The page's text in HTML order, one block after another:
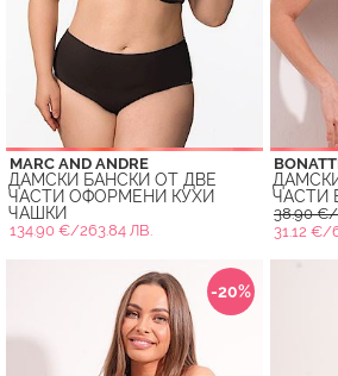
MARC AND ANDRE
ДАМСКИ БАНСКИ ОТ ДВЕ
ЧАСТИ ОФОРМЕНИ КУХИ
ЧАШКИ
134.90 €/263.84 ЛВ.
ЧАСТИ
38.90 €/
31.12 €/
-20%